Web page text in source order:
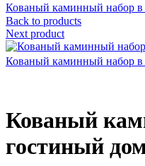
Кованый каминный набор в
Back to products
Next product
Кованый каминный набор в
Кованый
гостиный